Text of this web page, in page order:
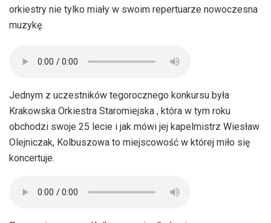
orkiestry nie tylko miały w swoim repertuarze nowoczesna
muzykę.
Jednym z uczestników tegorocznego konkursu była
Krakowska Orkiestra Staromiejska , która w tym roku
obchodzi swoje 25 lecie i jak mówi jej kapelmistrz Wiesław
Olejniczak, Kolbuszowa to miejscowość w której miło się
koncertuje.